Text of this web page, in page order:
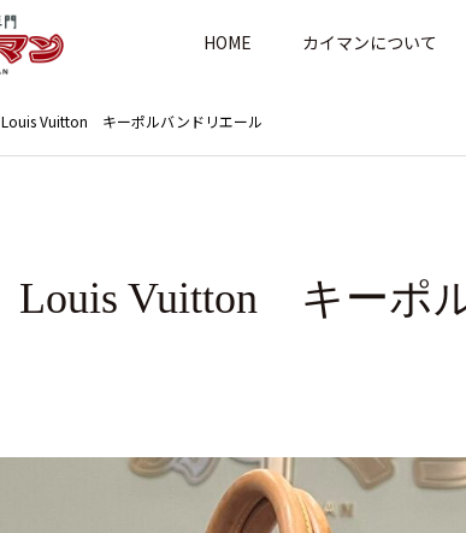
HOME カイマンについて
Louis Vuitton キーポルバンドリエール
Louis Vuitton キーポ